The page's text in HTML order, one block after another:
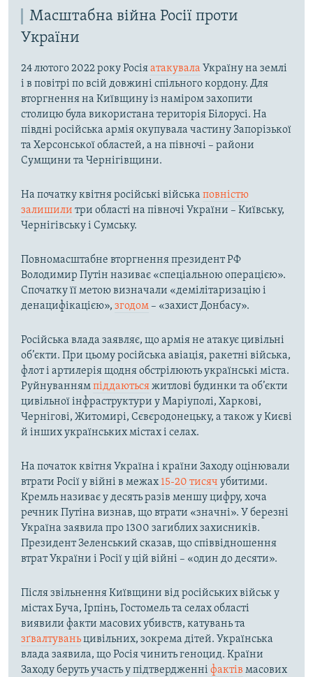
Масштабна війна Росії проти
України
24 лютого 2022 року Росіяатакувала Україну на землі
і в повітрі по всій довжині спільного кордону. Для
вторгнення на Київщину із наміром захопити
столицю була використана територія Білорусі. На
півдні російська армія окупувала частину Запорізької
та Херсонської областей, а на півночі – райони
Сумщини та Чернігівщини.
На початку квітня російські війська повністю
залишили три області на півночі України – Київську,
Чернігівську і Сумську.
Повномасштабне вторгнення президент РФ
Володимир Путін називає «спеціальною операцією».
Спочатку її метою визначали «демілітаризацію і
денацифікацією», згодом– «захист Донбасу».
Російська влада заявляє, що армія не атакує цивільні
об’єкти. При цьому російська авіація, ракетні війська,
флот і артилерія щодня обстрілюють українські міста.
Руйнуваннямпіддаютьсяжитлові будинки та об’єкти
цивільної інфраструктури у Маріуполі, Харкові,
Чернігові, Житомирі, Сєвєродонецьку, а також у Києві
й інших українських містах і селах.
На початок квітня Україна і країни Заходу оцінювали
втрати Росії у війні в межах 15-20 тисяч убитими.
Кремль називає у десять разів меншу цифру, хоча
речник Путіна визнав, що втрати «значні». У березні
Україна заявила про 1300 загиблих захисників.
Президент Зеленський сказав, що співвідношення
втрат України і Росії у цій війні – «один до десяти».
Після звільнення Київщини від російських військ у
містах Буча, Ірпінь, Гостомель та селах області
виявили факти масових убивств, катувань та
зґвалтуваньцивільних, зокрема дітей. Українська
влада заявила, що Росія чинить геноцид. Країни
Заходу беруть участь у підтвердженні фактів масових